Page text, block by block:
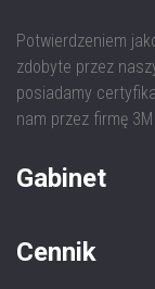
Potwierdzeniem
zdobyte przez
posiadamy
nam przez firmę 3M
Gabinet
Cennik